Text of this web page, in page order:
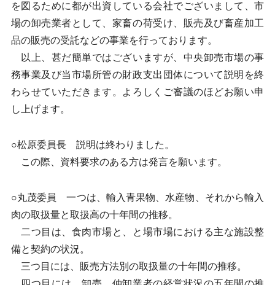
を図るために都が出資している会社でございまして、市
場の卸売業者として、家畜の荷受け、販売及び畜産加工
品の販売の受託などの事業を行っております。
以上、甚だ簡単ではございますが、中央卸売市場の事
務事業及び当市場所管の財政支出団体について説明を終
わらせていただきます。よろしくご審議のほどお願い申
し上げます。
○松原委員長 説明は終わりました。
この際、資料要求のある方は発言を願います。
○丸茂委員 一つは、輸入青果物、水産物、それから輸入
肉の取扱量と取扱高の十年間の推移。
二つ目は、食肉市場と、と場市場における主な施設整
備と契約の状況。
三つ目には、販売方法別の取扱量の十年間の推移。